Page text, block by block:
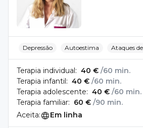
Depressão Autoestima Ataques
Terapia individual: 40 € /60 min.
Terapia infantil: 40 € /60 min.
Terapia adolescente: 40 € /60 min.
Terapia familiar: 60 € /90 min.
Aceita:
Em linha